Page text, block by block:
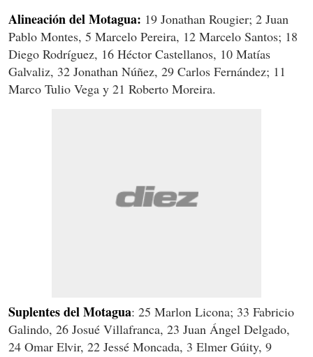
Alineación del Motagua: 19 Jonathan Rougier; 2 Juan
Pablo Montes, 5 Marcelo Pereira, 12 Marcelo Santos; 18
Diego Rodríguez, 16 Héctor Castellanos, 10 Matías
Galvaliz, 32 Jonathan Núñez, 29 Carlos Fernández; 11
Marco Tulio Vega y 21 Roberto Moreira.
Suplentes del Motagua: 25 Marlon Licona; 33 Fabricio
Galindo, 26 Josué Villafranca, 23 Juan Ángel Delgado,
24 Omar Elvir, 22 Jessé Moncada, 3 Elmer Gúity, 9